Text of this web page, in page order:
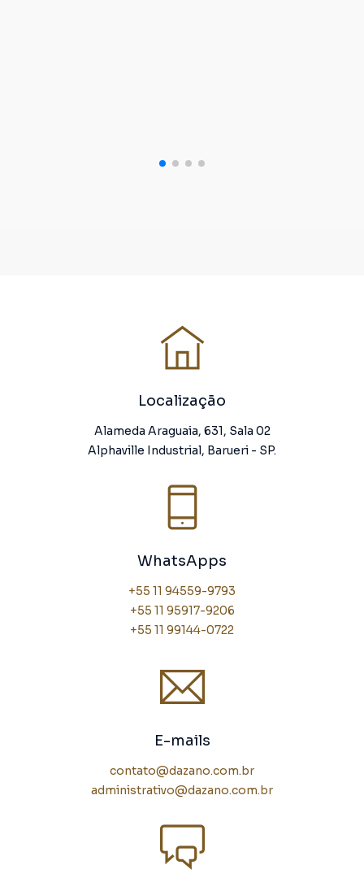
Localização
Alameda Araguaia, 631, Sala 02
Alphaville Industrial, Barueri - SP.
WhatsApps
+55 11 94559-9793
+55 11 95917-9206
+55 11 99144-0722
E-mails
contato@dazano.com.br
administrativo@dazano.com.br